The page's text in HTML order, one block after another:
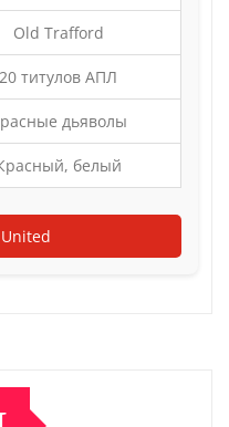
Old Trafford
20 титулов АПЛ
дьяволы
белый